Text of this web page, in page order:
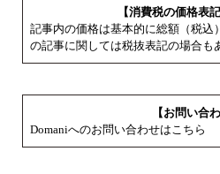
【消費税の価格表
記事内の価格は基本的に総額（税込
の記事に関しては税抜表記の場合も
【お問い合わ
Domaniへのお問い合わせはこちら